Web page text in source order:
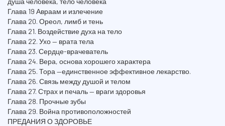
Глава 19 Авраам и излечение
Глава 20. Ореол, лимб и тень
Глава 21. Воздействие духа на тело
Глава 22. Ухо — врата тела
Глава 23. Сердце-врачеватель
Глава 24. Вера, основа хорошего характера
Глава 25. Тора —единственное эффективное лекарство.
Глава 26. Связь между душой и телом
Глава 27. Страх и печаль — враги здоровья
Глава 28. Прочные зубы
Глава 29. Война противоположностей
ПРЕДАНИЯ О ЗДОРОВЬЕ